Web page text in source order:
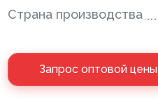
Страна производства
Запрос оптовой цены